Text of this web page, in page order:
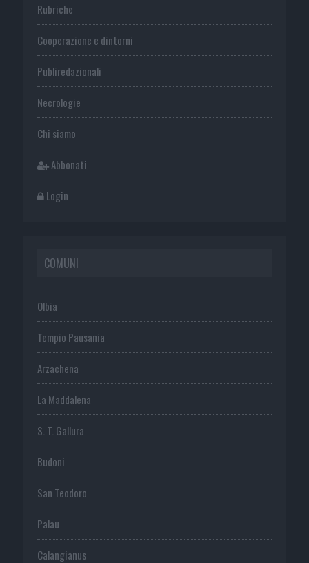
Rubriche
Cooperazione e dintorni
Publiredazionali
Necrologie
Chi siamo
Abbonati
Login
COMUNI
Olbia
Tempio Pausania
Arzachena
La Maddalena
S. T. Gallura
Budoni
San Teodoro
Palau
Calangianus